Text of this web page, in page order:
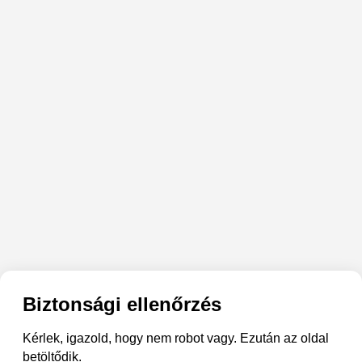
Biztonsági ellenőrzés
Kérlek, igazold, hogy nem robot vagy. Ezután az oldal
betöltődik.